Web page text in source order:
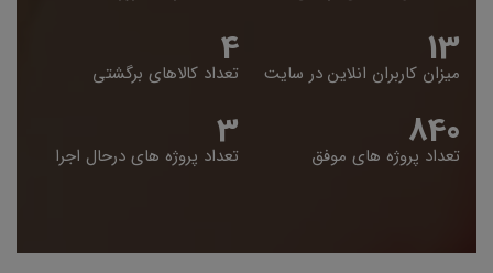
14
میزان کاربران انلاین در سایت 5
تعداد کالاهای برگشتی
848
تعداد پروژه های موفق 4
تعداد پروژه های درحال اجرا